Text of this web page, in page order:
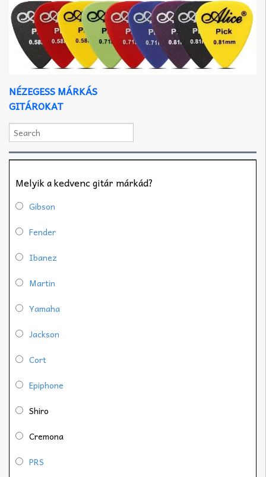
NÉZEGESS MÁRKÁS
GITÁROKAT
Melyik a kedvenc gitár márkád?
Gibson
Fender
Ibanez
Martin
Yamaha
Jackson
Cort
Epiphone
Shiro
Cremona
PRS